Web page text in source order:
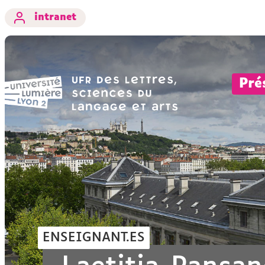
intranet
ENSEIGNANT.ES